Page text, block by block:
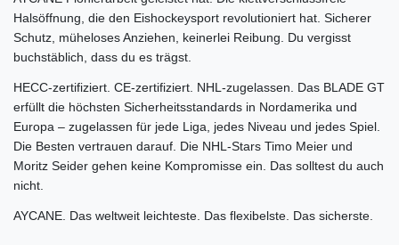
Halsöffnung, die den Eishockeysport revolutioniert hat. Sicherer
Schutz, müheloses Anziehen, keinerlei Reibung. Du vergisst
buchstäblich, dass du es trägst.
HECC-zertifiziert. CE-zertifiziert. NHL-zugelassen. Das BLADE GT
erfüllt die höchsten Sicherheitsstandards in Nordamerika und
Europa – zugelassen für jede Liga, jedes Niveau und jedes Spiel.
Die Besten vertrauen darauf. Die NHL-Stars Timo Meier und
Moritz Seider gehen keine Kompromisse ein. Das solltest du auch
nicht.
AYCANE. Das weltweit leichteste. Das flexibelste. Das sicherste.